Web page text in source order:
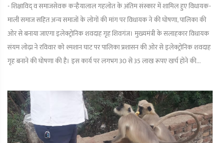
- शिक्षाविद् व समाजसेवक कन्हैयालाल गहलोत के अंतिम संस्कार में शामिल हुए विधायक-
माली समाज सहित अन्य समाजों के लोगों की मांग पर विधायक ने की घोषणा, पालिका की
ओर से बनाया जाएगा इलेक्ट्रोनिक शवदाह गृह शिवगंज। मुख्यमंत्री के सलाहकार विधायक
संयम लोढ़ा ने रविवार को श्मशान घाट पर पालिका प्रशासन की ओर से इलेक्ट्रोनिक शवदाह
गृह बनाने की घोषणा की है। इस कार्य पर लगभग 30 से 35 लाख रूपए खर्च होने की...